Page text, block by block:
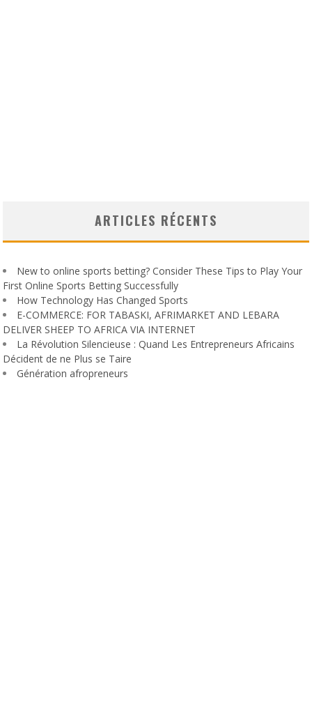
ARTICLES RÉCENTS
New to online sports betting? Consider These Tips to Play Your
First Online Sports Betting Successfully
How Technology Has Changed Sports
E-COMMERCE: FOR TABASKI, AFRIMARKET AND LEBARA
DELIVER SHEEP TO AFRICA VIA INTERNET
La Révolution Silencieuse : Quand Les Entrepreneurs Africains
Décident de ne Plus se Taire
Génération afropreneurs